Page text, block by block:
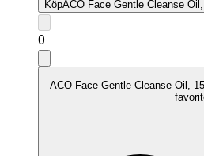
KöpACO Face Gentle Cleanse Oil,
0
ACO Face Gentle Cleanse Oil,